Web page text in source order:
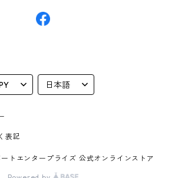
表記
トエンタープライズ 公式オンラインストア